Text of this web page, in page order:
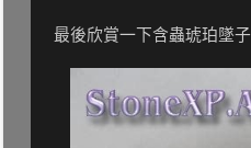
最後欣賞一下含蟲琥珀墜